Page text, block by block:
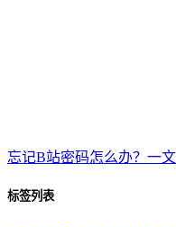
忘记B站密码怎么办？一
标签列表